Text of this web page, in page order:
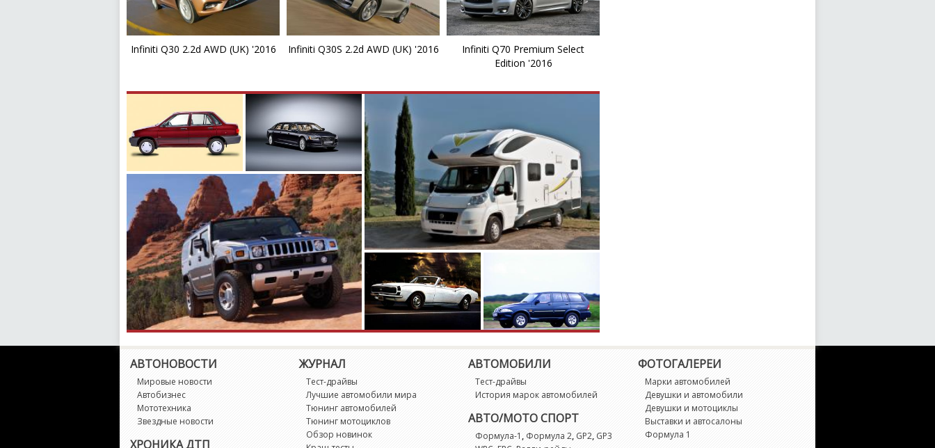
Infiniti Q30 2.2d AWD (UK) '2016 Infiniti Q30S 2.2d AWD (UK) '2016
Infiniti Q70 Premium Select
Edition '2016
АВТОНОВОСТИ
Мировые новости
Автобизнес
Мототехника
Звездные новости
ХРОНИКА ДТП
ЖУРНАЛ
Тест-драйвы
Лучшие автомобили мира
Тюнинг автомобилей
Тюнинг мотоциклов
Обзор новинок
АВТОМОБИЛИ
Тест-драйвы
История марок автомобилей
АВТО/МОТО СПОРТ
Формула-1 , Формула 2, GP2, GP3
ФОТОГАЛЕРЕИ
Марки автомобилей
Девушки и автомобили
Девушки и мотоциклы
Выставки и автосалоны
Формула 1